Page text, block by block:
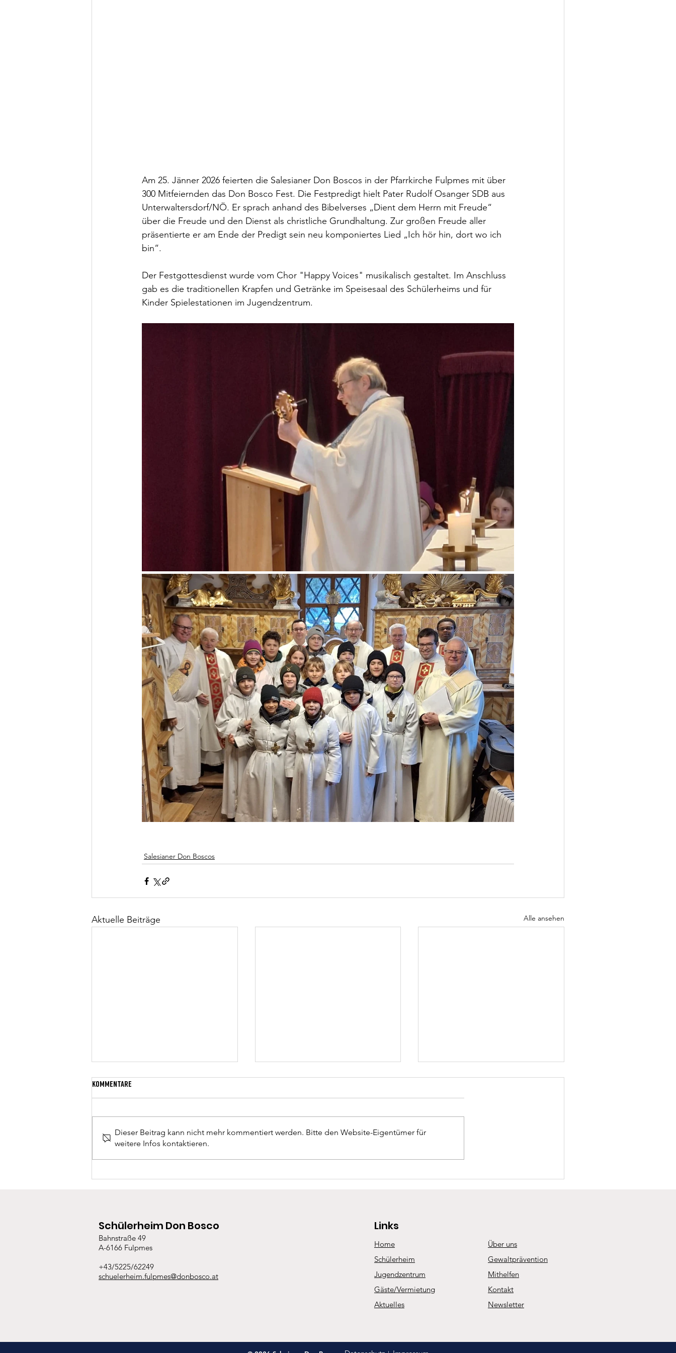
Am 25. Jänner 2026 feierten die Salesianer Don Boscos in der Pfarrkirche Fulpmes mit über
300 Mitfeiernden das Don Bosco Fest. Die Festpredigt hielt Pater Rudolf Osanger SDB aus
Unterwaltersdorf/NÖ. Er sprach anhand des Bibelverses „Dient dem Herrn mit Freude“
über die Freude und den Dienst als christliche Grundhaltung. Zur großen Freude aller
präsentierte er am Ende der Predigt sein neu komponiertes Lied „Ich hör hin, dort wo ich
bin“.
Der Festgottesdienst wurde vom Chor "Happy Voices" musikalisch gestaltet. Im Anschluss
gab es die traditionellen Krapfen und Getränke im Speisesaal des Schülerheims und für
Kinder Spielestationen im Jugendzentrum.
Salesianer Don Boscos
Aktuelle Beiträge Alle ansehen
Tolle Tage in Turin
Wallfahrt nach Turin im Juni 2026
Kommentare
Dieser Beitrag kann nicht mehr kommentiert werden. Bitte den Website-Eigentümer für
weitere Infos kontaktieren.
Schülerheim Don Bosco
Bahnstraße 49
A-6166 Fulpmes
+43/5225/62249
schuelerheim.fulpmes@donbosco.at
Links
Home
Schülerheim
Jugendzentrum
Gäste/Vermietung
Aktuelles
Über uns
Gewaltprävention
Mithelfen
Kontakt
Newsletter